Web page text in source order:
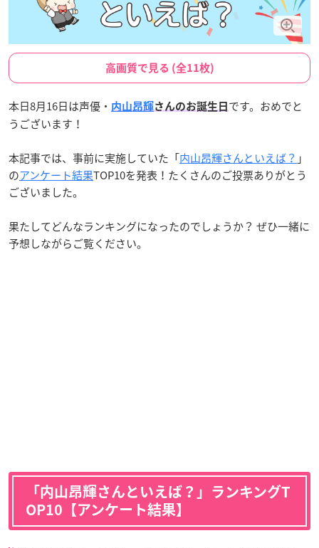
高画質で見る (全11枚)
本日8月16日は声優・ 内山昂輝さんのお誕生日 です。おめでと
うございます！
本記事では、事前に実施していた「内山昂輝さんといえば？ 」
のアンケート結果TOP10を発表！たくさんのご投票ありがとう
ございました。
果たしてどんなランキングになったのでしょうか？ ぜひ一緒に
予想しながらご覧ください。
「内山昂輝さんといえば？」ランキングT
OP10【アンケート結果】